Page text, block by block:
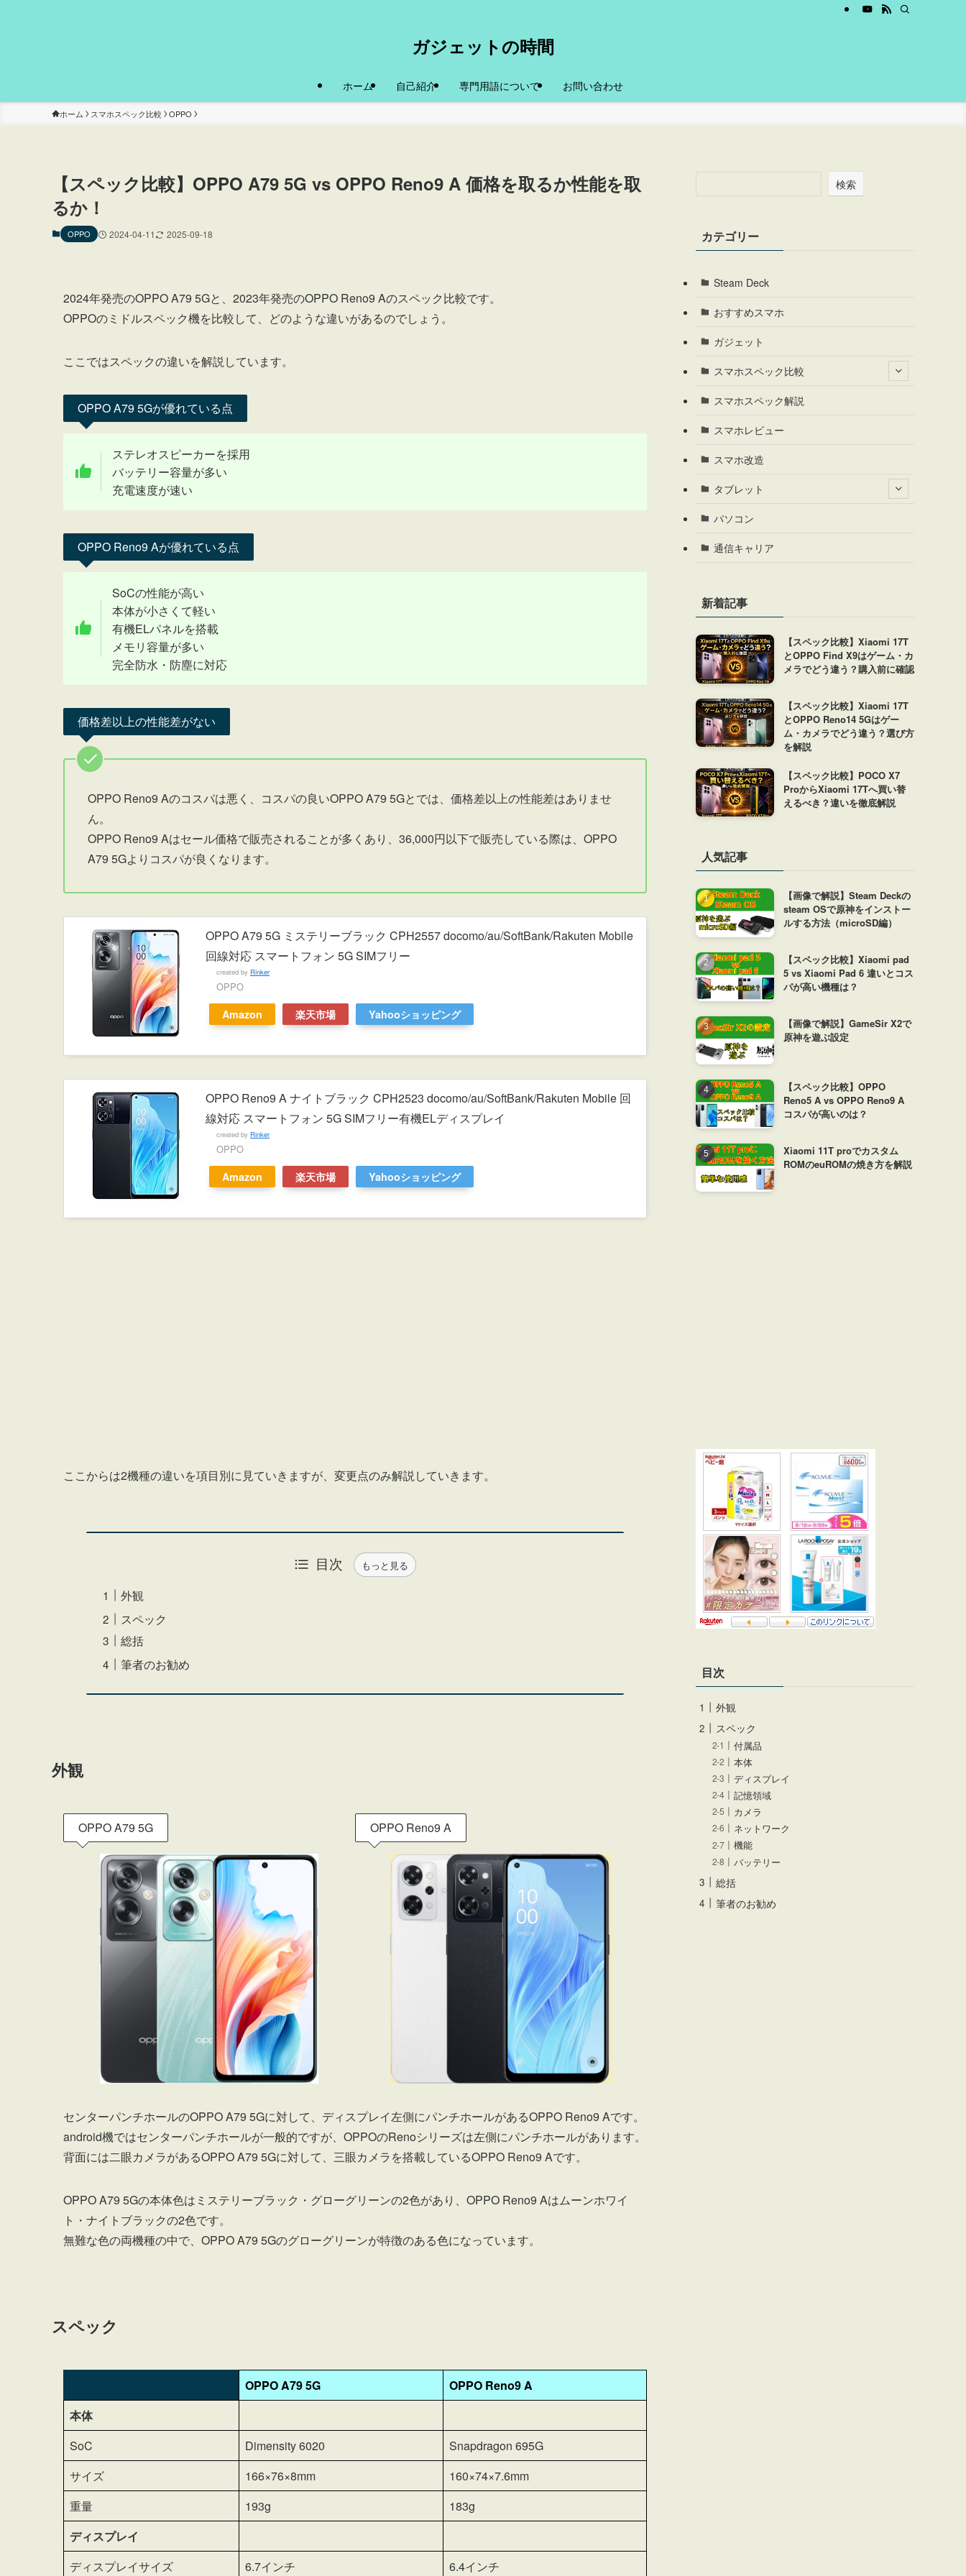
ガジェットの時間
ホーム 自己紹介 専門用語について お問い合わせ
ホーム スマホスペック比較 OPPO
【スペック比較】OPPO A79 5G vs OPPO Reno9 A 価格を取るか性能を取
るか！
OPPO 2024-04-11 2025-09-18
2024年発売のOPPO A79 5Gと、2023年発売のOPPO Reno9 Aのスペック比較です。
OPPOのミドルスペック機を比較して、どのような違いがあるのでしょう。
ここではスペックの違いを解説しています。
OPPO A79 5Gが優れている点
ステレオスピーカーを採用
バッテリー容量が多い
充電速度が速い
OPPO Reno9 Aが優れている点
SoCの性能が高い
本体が小さくて軽い
有機ELパネルを搭載
メモリ容量が多い
完全防水・防塵に対応
価格差以上の性能差がない
OPPO Reno9 Aのコスパは悪く、コスパの良いOPPO A79 5Gとでは、価格差以上の性能差はありませ
ん。
OPPO Reno9 Aはセール価格で販売されることが多くあり、36,000円以下で販売している際は、OPPO
A79 5Gよりコスパが良くなります。
OPPO A79 5G ミステリーブラック CPH2557 docomo/au/SoftBank/Rakuten Mobile
回線対応 スマートフォン 5G SIMフリー
created by Rinker
OPPO
Amazon 楽天市場 Yahooショッピング
OPPO Reno9 A ナイトブラック CPH2523 docomo/au/SoftBank/Rakuten Mobile 回
線対応 スマートフォン 5G SIMフリー有機ELディスプレイ
created by Rinker
OPPO
Amazon 楽天市場 Yahooショッピング
ここからは2機種の違いを項目別に見ていきますが、変更点のみ解説していきます。
目次 もっと見る
外観
スペック
総括
筆者のお勧め
外観
OPPO A79 5G OPPO Reno9 A
センターパンチホールのOPPO A79 5Gに対して、ディスプレイ左側にパンチホールがあるOPPO Reno9 Aです。
android機ではセンターパンチホールが一般的ですが、OPPOのRenoシリーズは左側にパンチホールがあります。
背面には二眼カメラがあるOPPO A79 5Gに対して、三眼カメラを搭載しているOPPO Reno9 Aです。
OPPO A79 5Gの本体色はミステリーブラック・グローグリーンの2色があり、OPPO Reno9 Aはムーンホワイ
ト・ナイトブラックの2色です。
無難な色の両機種の中で、OPPO A79 5Gのグローグリーンが特徴のある色になっています。
スペック
OPPO A79 5G
OPPO Reno9 A
本体
SoC
Dimensity 6020
Snapdragon 695G
サイズ
166×76×8mm
160×74×7.6mm
重量
193g
183g
ディスプレイ
ディスプレイサイズ
6.7インチ 6.4インチ
検索
カテゴリー
Steam Deck
おすすめスマホ
ガジェット
スマホスペック比較
スマホスペック解説
スマホレビュー
スマホ改造
タブレット
パソコン
通信キャリア
新着記事
【スペック比較】Xiaomi 17T
とOPPO Find X9はゲーム・カ
メラでどう違う？購入前に確認
【スペック比較】Xiaomi 17T
とOPPO Reno14 5Gはゲー
ム・カメラでどう違う？選び方
を解説
【スペック比較】POCO X7
ProからXiaomi 17Tへ買い替
えるべき？違いを徹底解説
人気記事
【画像で解説】Steam Deckの
steam OSで原神をインストー
ルする方法（microSD編）
【スペック比較】Xiaomi pad
5 vs Xiaomi Pad 6 違いとコス
パが高い機種は？
【画像で解説】GameSir X2で
原神を遊ぶ設定
【スペック比較】OPPO
Reno5 A vs OPPO Reno9 A
コスパが高いのは？
Xiaomi 11T proでカスタム
ROMのeuROMの焼き方を解説
目次
外観
スペック
付属品
本体
ディスプレイ
記憶領域
カメラ
ネットワーク
機能
バッテリー
総括
筆者のお勧め